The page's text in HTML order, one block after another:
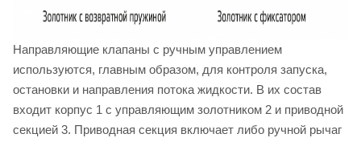
Направляющие клапаны с ручным управлением
используются, главным образом, для контроля запуска,
остановки и направления потока жидкости. В их состав
входит корпус 1 с управляющим золотником 2 и приводной
секцией 3. Приводная секция включает либо ручной рычаг